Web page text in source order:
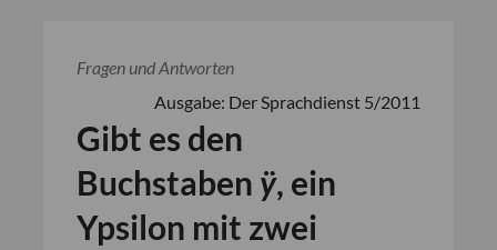
Fragen und Antworten
Ausgabe: Der Sprachdienst 5/2011
Gibt es den
Buchstaben ÿ, ein
Ypsilon mit zwei